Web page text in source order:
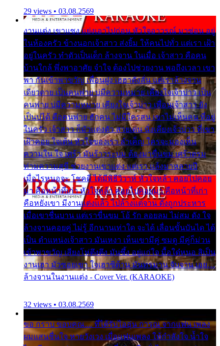
29 views • 03.08.2569
งานแต่ง เขาแซง แย่งเอาไปก่อน หัวใจอาวรณ์ มาซ่อน อยู่
ในห้องครัว ข้างนอกเจ้าสาว ส่งยิ้ม ให้คนไปทั่ว แต่เรา เฝ้า
อยู่ในครัว ทำตัวเป็นเด็ก ล้างจาน ในเมื่อ เจ้าสาว คือคน
บ้านใกล้ พึ่งพาอาศัย จำใจ ต้องไปช่วยงาน พอถึงเวลา เขา
พา กันเข้าพาขวัญ เพื่อนฝูง เฮฮาดังลั่น แต่เราล้างจาน
เดียวดาย เป็นคนพ่าย บ่มีความหมาย เคียงใจเจ้าบ่าว เป็น
คนพ่าย บ่มีความหมาย เคียงใจเจ้าบ่าว เพื่อนเจ้าสาว ยัง
เป็นบ่ได้ คือคนพ่าย ฮักคน ไม่มีใครสน เขาไม่เห็นคน ที่อยู่
ในครัว เจ้าสาว ก็มัวแต่งตัว สวยเด่น นั่งเคียงเจ้าบ่าว ที่เขา
เฝ้าคอย ใจเต้น หัวใจของเรา ลำเค็ญ ใครจะมองเห็น
ความใน ใจ เศร้า มันร้าวระบม ต้องมาขื่นขม เศร้าตรม
ท่ามความสุขี ช่วยงานเขาแต่ง แต่เรา แล้งมาหลายปี
เมื่อไรหนอจะ โชคดี ได้มีพิธีวิวาห์ หัวใจหล้า คอยไปคอย
มา คือหน้าที่เก่า หัวใจหล้า คอยไปคอยมา คือหน้าที่เก่า
คือหยังเขา มีงานแต่งแล้ว ไปล้างแต่จาน ดั่งถูกประหาร
เมื่อเขาชื่นบาน แต่เราขื่นขม โอ้ รัก ลอยลม ไม่สม ดัง ใจ
ล้างจานคอยคู่ ไม่รู้ อีกนานเท่าใด จะได้ เลื่อนขั้นบันได ได้
เป็น ตำแหน่งเจ้าสาว มันเหงา เห็นเขามีคู่ ซมดู มีคู่ก็ม่วน
เข้าพาขวัญ เสียงโห่ตึงตึง มันซึ้ง อยู่แก่ใจ มื้อใด๋หนอ สิเป็น
งานเฮา มัวซอยเขา ใจเฮาซิด้าน มันทรมาน จับจาน เอย…
ล้างจานในงานแต่ง - Cover Ver. (KARAOKE)
32 views • 03.08.2569
ขอ กราบ ขอบคุณ.... ที่ได้รับไออุ่น การุณ จากแฟน เพลง
ผมแสนชื่นใจ หายวังเวง เมื่อแฟนเพลง ให้กำลังใจ น้ำใจ